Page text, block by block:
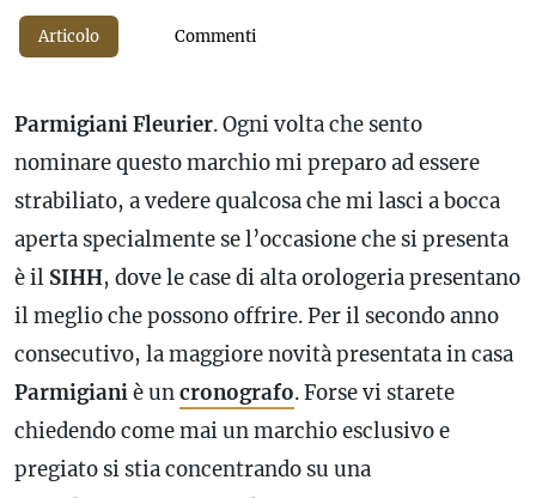
Articolo Commenti
Parmigiani Fleurier. Ogni volta che sento
nominare questo marchio mi preparo ad essere
strabiliato, a vedere qualcosa che mi lasci a bocca
aperta specialmente se l’occasione che si presenta
è il SIHH, dove le case di alta orologeria presentano
il meglio che possono offrire. Per il secondo anno
consecutivo, la maggiore novità presentata in casa
Parmigianiè uncronografo. Forse vi starete
chiedendo come mai un marchio esclusivo e
pregiato si stia concentrando su una